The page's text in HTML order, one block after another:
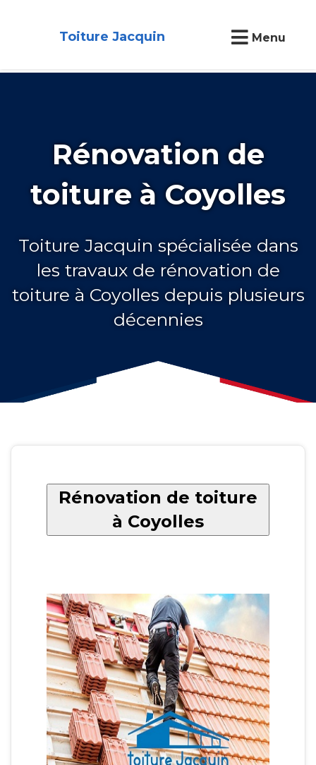
Toiture Jacquin Menu
Rénovation de
toiture à Coyolles
Toiture Jacquin spécialisée dans
les travaux de rénovation de
toiture à Coyolles depuis plusieurs
décennies
Rénovation de toiture
à Coyolles